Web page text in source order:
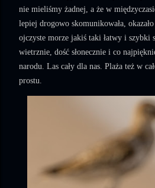
nie mieliśmy żadnej, a że w
lepiej drogowo skomunikowała,
ojczyste morze jakiś taki łatwy i szybki
wietrznie, dość słonecznie i co
narodu. Las cały dla nas. Plaża też w
prostu.